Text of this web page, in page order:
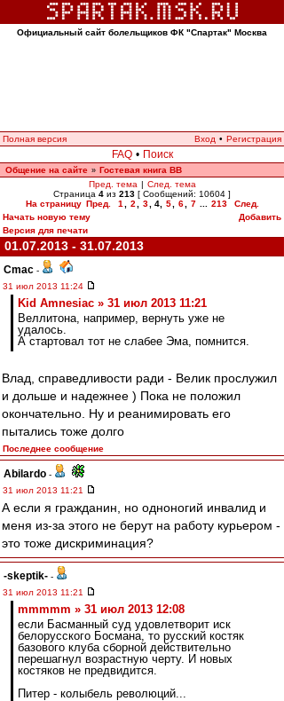
Официальный сайт болельщиков ФК "Спартак" Москва
Полная версия Вход • Регистрация
FAQ • Поиск
Общение на сайте » Гостевая книга ВВ
Пред. тема | След. тема
Страница 4 из 213 [ Сообщений: 10604 ]
На страницу Пред. 1 2 3 4, 5 6 7 213
След.
Начать новую тему
Добавить
Версия для печати
01.07.2013 - 31.07.2013
Cmac -
31 июл 2013 11:24
Kid Amnesiac » 31 июл 2013 11:21
Веллитона, например, вернуть уже не
удалось.
А стартовал тот не слабее Эма, помнится.
Влад, справедливости ради - Велик прослужил
и дольше и надежнее ) Пока не положил
окончательно. Ну и реанимировать его
пытались тоже долго
Последнее сообщение
Abilardo -
31 июл 2013 11:21
А если я гражданин, но одноногий инвалид и
меня из-за этого не берут на работу курьером -
это тоже дискриминация?
-skeptik- -
31 июл 2013 11:21
mmmmm » 31 июл 2013 12:08
если Басманный суд удовлетворит иск
белорусского Босмана, то русский костяк
базового клуба сборной действительно
перешагнул возрастную черту. И новых
костяков не предвидится.
Питер - колыбель революций...